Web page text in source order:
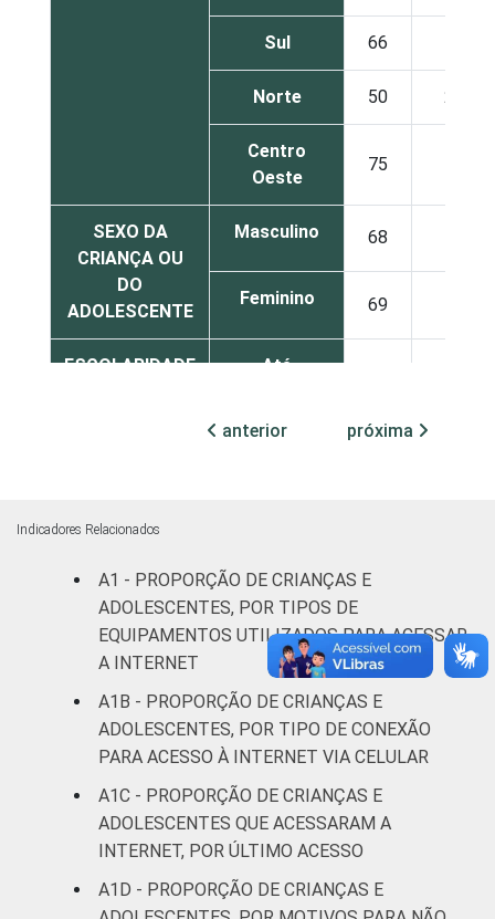
Sul 66
Norte 50 23
Centro
Oeste
75
SEXO DA
CRIANÇA OU
DO
ADOLESCENTE
Masculino 68
Feminino 69
ESCOLARIDADE
Até
mais
FAIXA ETÁRIA
DA CRIANÇA
ADOLESCENTE
De 9 a 10
anos
55 22
De 11 a 12
anos
58
De 13 a 14
anos
70
De 15 a 17
anos
78
anterior próxima
Indicadores Relacionados
A1 - PROPORÇÃO DE CRIANÇAS E
ADOLESCENTES, POR TIPOS DE
EQUIPAMENTOS UTILIZADOS PARA ACESSAR
A INTERNET
A1B - PROPORÇÃO DE CRIANÇAS E
ADOLESCENTES, POR TIPO DE CONEXÃO
PARA ACESSO À INTERNET VIA CELULAR
A1C - PROPORÇÃO DE CRIANÇAS E
ADOLESCENTES QUE ACESSARAM A
INTERNET, POR ÚLTIMO ACESSO
A1D - PROPORÇÃO DE CRIANÇAS E